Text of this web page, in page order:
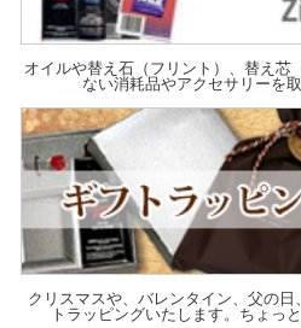
オイルや替え石（フリント）、替え芯
ない消耗品やアクセサリーを
クリスマスや、バレンタイン、父の
トラッピングいたします。ちょっ